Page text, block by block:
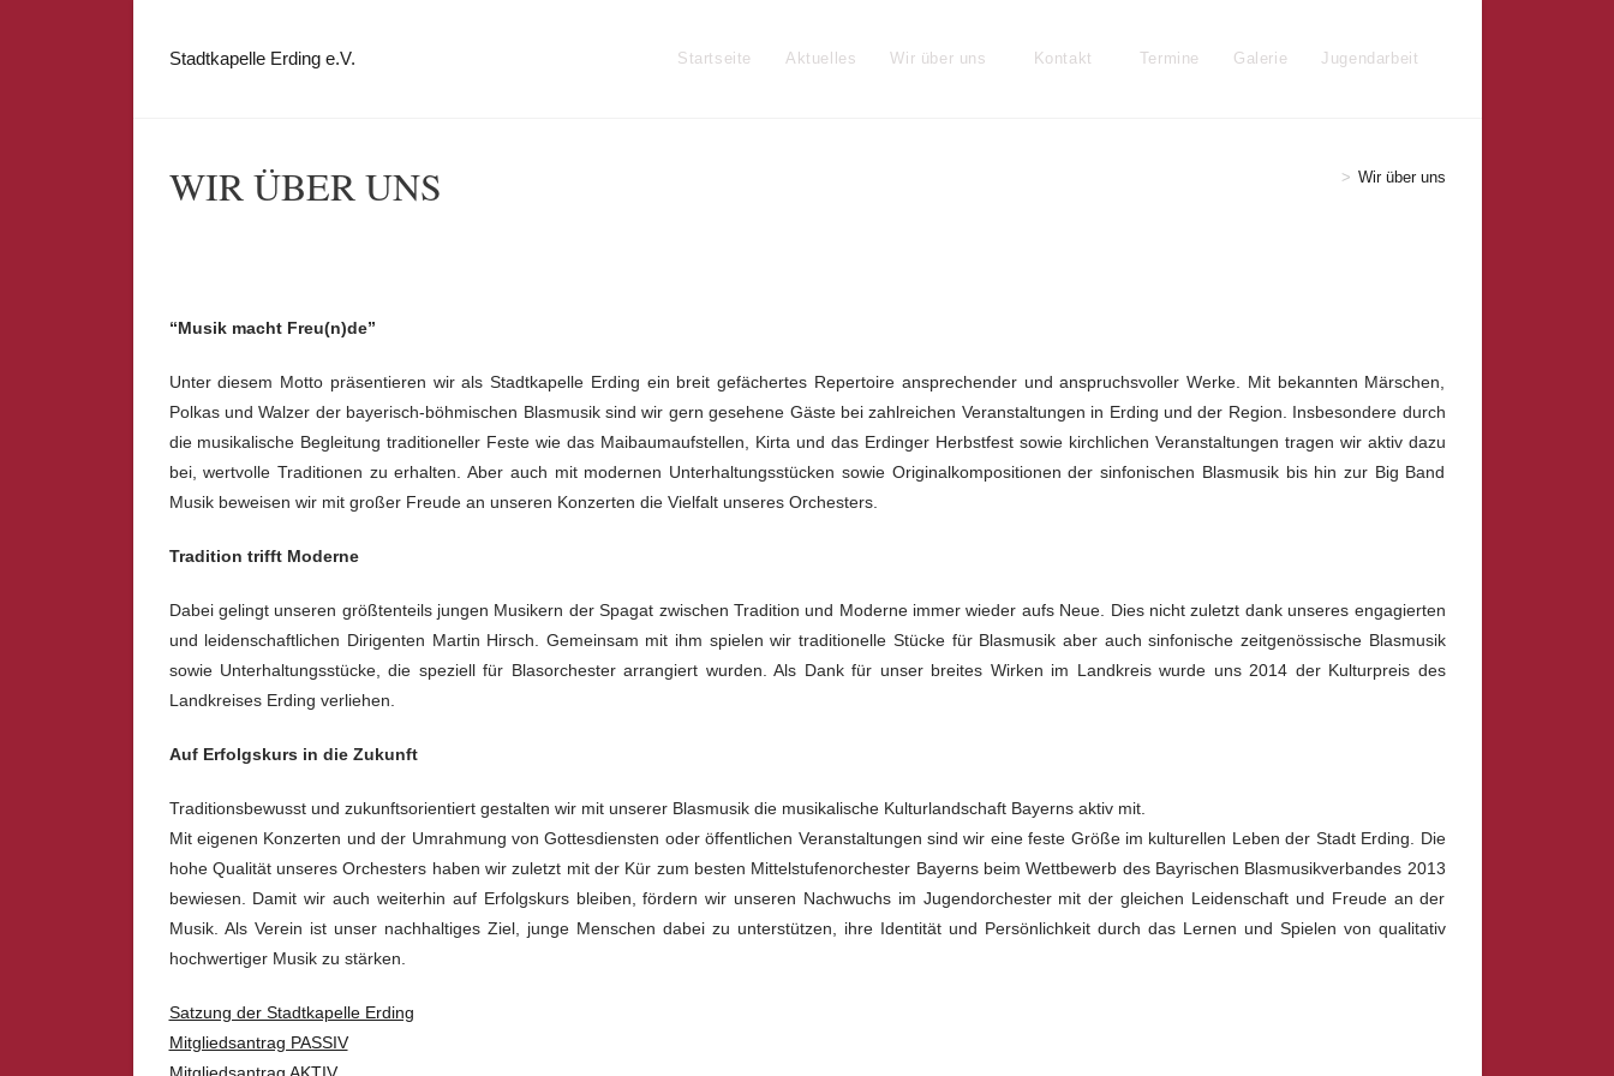
Stadtkapelle Erding e.V. Startseite Aktuelles Wir über uns Kontakt Termine Galerie Jugendarbeit
WIR ÜBER UNS > Wir über uns
“Musik macht Freu(n)de”
Unter diesem Motto präsentieren wir als Stadtkapelle Erding ein breit gefächertes Repertoire ansprechender und anspruchsvoller Werke. Mit bekannten Märschen,
Polkas und Walzer der bayerisch-böhmischen Blasmusik sind wir gern gesehene Gäste bei zahlreichen Veranstaltungen in Erding und der Region. Insbesondere durch
die musikalische Begleitung traditioneller Feste wie das Maibaumaufstellen, Kirta und das Erdinger Herbstfest sowie kirchlichen Veranstaltungen tragen wir aktiv dazu
bei, wertvolle Traditionen zu erhalten. Aber auch mit modernen Unterhaltungsstücken sowie Originalkompositionen der sinfonischen Blasmusik bis hin zur Big Band
Musik beweisen wir mit großer Freude an unseren Konzerten die Vielfalt unseres Orchesters.
Tradition trifft Moderne
Dabei gelingt unseren größtenteils jungen Musikern der Spagat zwischen Tradition und Moderne immer wieder aufs Neue. Dies nicht zuletzt dank unseres engagierten
und leidenschaftlichen Dirigenten Martin Hirsch. Gemeinsam mit ihm spielen wir traditionelle Stücke für Blasmusik aber auch sinfonische zeitgenössische Blasmusik
sowie Unterhaltungsstücke, die speziell für Blasorchester arrangiert wurden. Als Dank für unser breites Wirken im Landkreis wurde uns 2014 der Kulturpreis des
Landkreises Erding verliehen.
Auf Erfolgskurs in die Zukunft
Traditionsbewusst und zukunftsorientiert gestalten wir mit unserer Blasmusik die musikalische Kulturlandschaft Bayerns aktiv mit.
Mit eigenen Konzerten und der Umrahmung von Gottesdiensten oder öffentlichen Veranstaltungen sind wir eine feste Größe im kulturellen Leben der Stadt Erding. Die
hohe Qualität unseres Orchesters haben wir zuletzt mit der Kür zum besten Mittelstufenorchester Bayerns beim Wettbewerb des Bayrischen Blasmusikverbandes 2013
bewiesen. Damit wir auch weiterhin auf Erfolgskurs bleiben, fördern wir unseren Nachwuchs im Jugendorchester mit der gleichen Leidenschaft und Freude an der
Musik. Als Verein ist unser nachhaltiges Ziel, junge Menschen dabei zu unterstützen, ihre Identität und Persönlichkeit durch das Lernen und Spielen von qualitativ
hochwertiger Musik zu stärken.
Satzung der Stadtkapelle Erding
Mitgliedsantrag PASSIV